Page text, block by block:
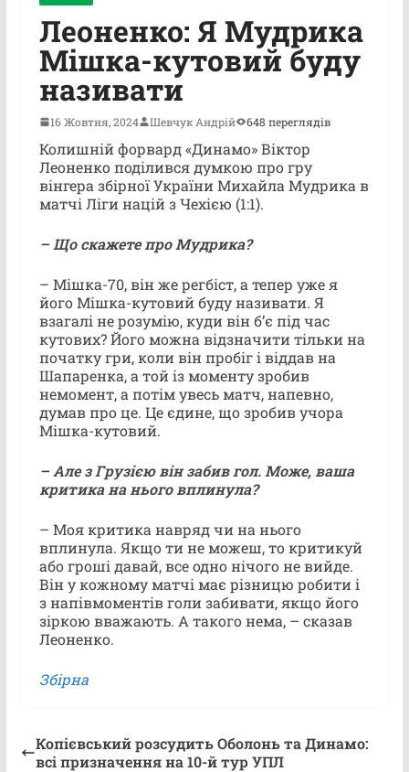
Леоненко: Я Мудрика
Мішка-кутовий буду
називати
16 Жовтня, 2024 Шевчук Андрій 648 переглядів
Колишній форвард «Динамо» Віктор
Леоненко поділився думкою про гру
вінгера збірної України Михайла Мудрика в
матчі Ліги націй з Чехією (1:1).
– Що скажете про Мудрика?
– Мішка-70, він же регбіст, а тепер уже я
його Мішка-кутовий буду називати. Я
взагалі не розумію, куди він б’є під час
кутових? Його можна відзначити тільки на
початку гри, коли він пробіг і віддав на
Шапаренка, а той із моменту зробив
немомент, а потім увесь матч, напевно,
думав про це. Це єдине, що зробив учора
Мішка-кутовий.
– Але з Грузією він забив гол. Може, ваша
критика на нього вплинула?
– Моя критика навряд чи на нього
вплинула. Якщо ти не можеш, то критикуй
або гроші давай, все одно нічого не вийде.
Він у кожному матчі має різницю робити і
з напівмоментів голи забивати, якщо його
зіркою вважають. А такого нема, – сказав
Леоненко.
Збірна
Копієвський розсудить Оболонь та Динамо:
всі призначення на 10-й тур УПЛ